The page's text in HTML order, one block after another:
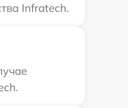
Infratech.